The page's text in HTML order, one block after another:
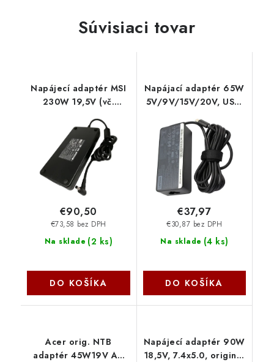
Súvisiaci tovar
Napájecí adaptér MSI
230W 19,5V (vč.
síť.šňůry) 77011241
Na sklade (2 ks)
€73,58 bez DPH
€90,50
DO KOŠÍKA
Napájací adaptér 65W
5V/9V/15V/20V, USB-
77011216 SIL
Na sklade (4 ks)
€30,87 bez DPH
€37,97
DO KOŠÍKA
Acer orig. NTB
adaptér 45W19V AC
Napájecí adaptér 90W
18,5V, 7.4x5.0, originál